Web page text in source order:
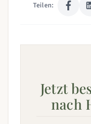
Teilen:
Jetzt
nach